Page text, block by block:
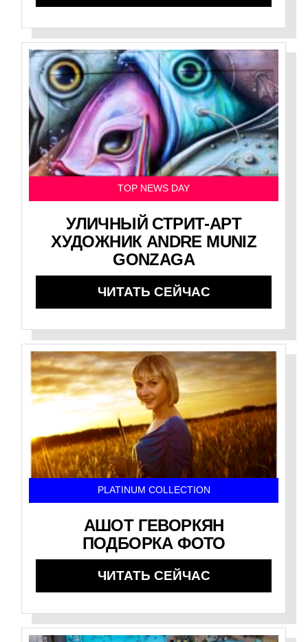
TOP NEWS DAY
УЛИЧНЫЙ СТРИТ-АРТ
ХУДОЖНИК ANDRE MUNIZ
GONZAGA
ЧИТАТЬ СЕЙЧАС
PLATINUM COLLECTION
АШОТ ГЕВОРКЯН
ПОДБОРКА ФОТО
ЧИТАТЬ СЕЙЧАС